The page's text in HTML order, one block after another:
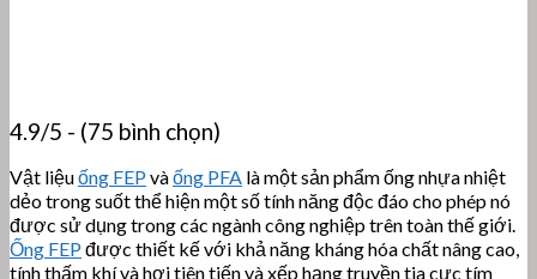
4.9/5 - (75 bình chọn)
Vật liệuống FEP vàống PFA là một sản phẩm ống nhựa nhiệt
dẻo trong suốt thể hiện một số tính năng độc đáo cho phép nó
được sử dụng trong các ngành công nghiệp trên toàn thế giới.
Ống FEP được thiết kế với khả năng kháng hóa chất nâng cao,
tính thấm khí và hơi tiên tiến và xếp hạng truyền tia cực tím